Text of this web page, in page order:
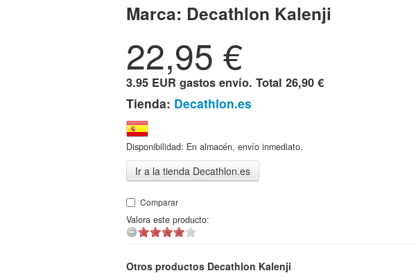
Marca: Decathlon Kalenji
22,95 €
3.95 EUR gastos envío. Total 26,90 €
Tienda: Decathlon.es
Disponibilidad: En almacén, envío inmediato.
Ir a la tienda Decathlon.es
Comparar
Valora este producto:
Otros productos Decathlon Kalenji